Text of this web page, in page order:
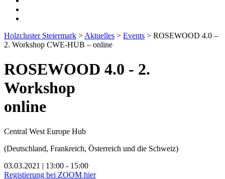
Holzcluster Steiermark > Aktuelles > Events > ROSEWOOD 4.0 –
2. Workshop CWE-HUB – online
ROSEWOOD 4.0 - 2.
Workshop
online
Central West Europe Hub
(Deutschland, Frankreich, Österreich und die Schweiz)
03.03.2021 | 13:00 - 15:00
Registierung bei ZOOM hier